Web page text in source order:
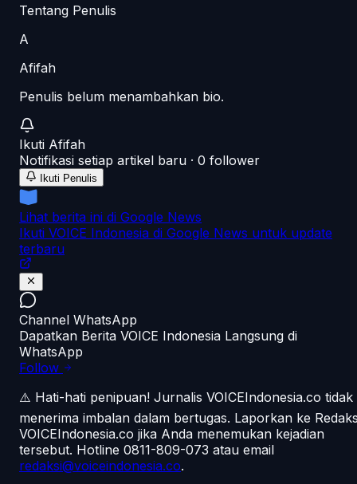
Tentang Penulis
A
Afifah
Penulis belum menambahkan bio.
Ikuti Afifah
Notifikasi setiap artikel baru · 0 follower
Ikuti Penulis
Lihat berita ini di Google News
Ikuti VOICE Indonesia di Google News untuk update
terbaru
Channel WhatsApp
Dapatkan Berita VOICE Indonesia Langsung di
WhatsApp
Follow
⚠️ Hati-hati penipuan! Jurnalis VOICEIndonesia.co tidak
menerima imbalan dalam bertugas. Laporkan ke
VOICEIndonesia.co jika Anda menemukan kejadian
tersebut. Hotline 0811-809-073 atau email
redaksi@voiceindonesia.co.